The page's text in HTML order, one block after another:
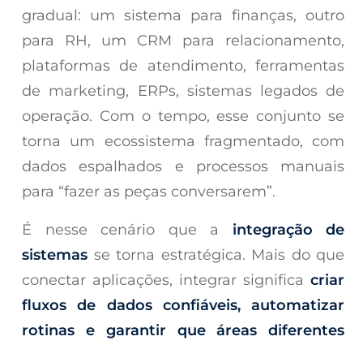
gradual: um sistema para finanças, outro
para RH, um CRM para relacionamento,
plataformas de atendimento, ferramentas
de marketing, ERPs, sistemas legados de
operação. Com o tempo, esse conjunto se
torna um ecossistema fragmentado, com
dados espalhados e processos manuais
para “fazer as peças conversarem”.
É nesse cenário que a integração de
sistemas se torna estratégica. Mais do que
conectar aplicações, integrar significacriar
fluxos de dados confiáveis, automatizar
rotinas e garantir que áreas diferentes